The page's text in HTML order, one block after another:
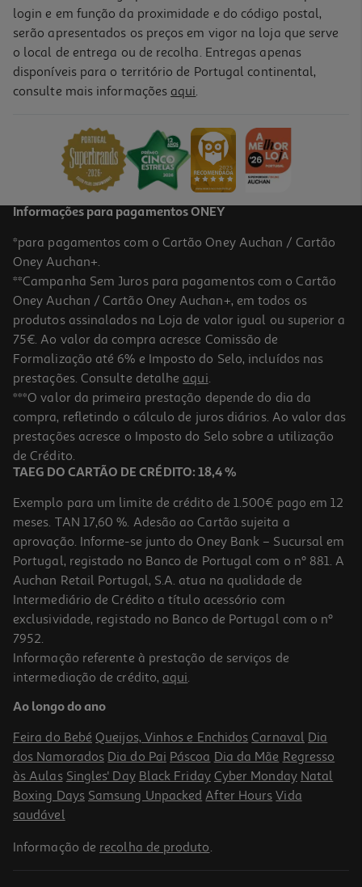
login e em função da proximidade e do código postal,
serão apresentados os preços em vigor na loja que serve
o local de entrega ou de recolha. Entregas apenas
disponíveis para o território de Portugal continental,
consulte mais informações aqui.
Informações para pagamentos ONEY
*para pagamentos com o Cartão Oney Auchan / Cartão
Oney Auchan+.
**Campanha Sem Juros para pagamentos com o Cartão
Oney Auchan / Cartão Oney Auchan+, em todos os
produtos assinalados na Loja de valor igual ou superior a
75€. Ao valor da compra acresce Comissão de
Formalização até 6% e Imposto do Selo, incluídos nas
prestações. Consulte detalhe aqui.
***O valor da primeira prestação depende do dia da
compra, refletindo o cálculo de juros diários. Ao valor das
prestações acresce o Imposto do Selo sobre a utilização
de Crédito.
TAEG DO CARTÃO DE CRÉDITO: 18,4 %
Exemplo para um limite de crédito de 1.500€ pago em 12
meses. TAN 17,60 %. Adesão ao Cartão sujeita a
aprovação. Informe-se junto do Oney Bank – Sucursal em
Portugal, registado no Banco de Portugal com o nº 881. A
Auchan Retail Portugal, S.A. atua na qualidade de
Intermediário de Crédito a título acessório com
exclusividade, registado no Banco de Portugal com o nº
7952.
Informação referente à prestação de serviços de
intermediação de crédito, aqui.
Ao longo do ano
Feira do Bebé Queijos, Vinhos e Enchidos Carnaval Dia
dos Namorados Dia do Pai Páscoa Dia da Mãe Regresso
às Aulas Singles' Day Black Friday Cyber Monday Natal
Boxing Days Samsung Unpacked After Hours Vida
saudável
Informação de recolha de produto.